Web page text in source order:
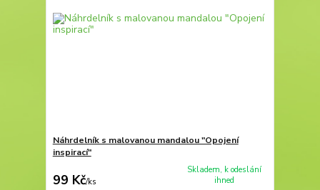
Náhrdelník s malovanou mandalou "Opojení
inspirací"
99 Kč/ks
Skladem, k odeslání
ihned